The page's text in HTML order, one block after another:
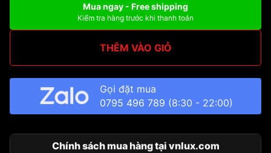
Mua ngay - Free shipping
Kiểm tra hàng trước khi thanh toán
THÊM VÀO GIỎ
Gọi đặt mua
0795 496 789 (8:30 - 22:00)
Chính sách mua hàng tại vnlux.com